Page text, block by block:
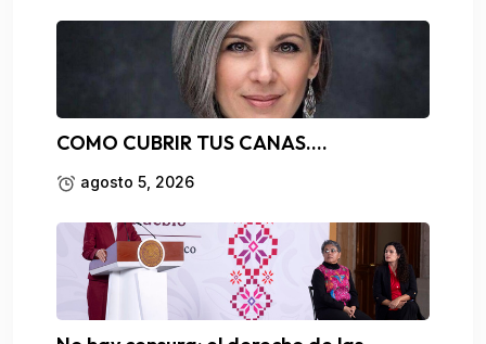
COMO CUBRIR TUS CANAS….
agosto 5, 2026